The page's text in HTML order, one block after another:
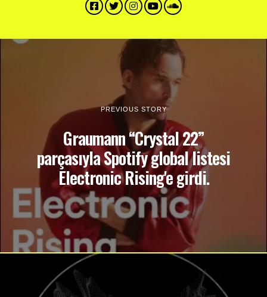
Facebook
TwitterInstagram
YouTubeSoundCloud
PREVIOUS STORY
Graumann “Crystal 22”
parçasıyla Spotify global listesi
Electronic Rising'e girdi.